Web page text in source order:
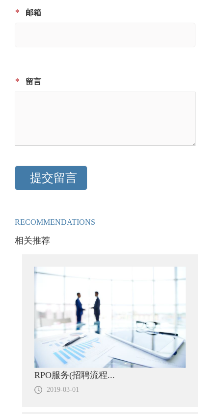
* 邮箱
* 留言
RECOMMENDATIONS
相关推荐
RPO服务(招聘流程...
2019-03-01